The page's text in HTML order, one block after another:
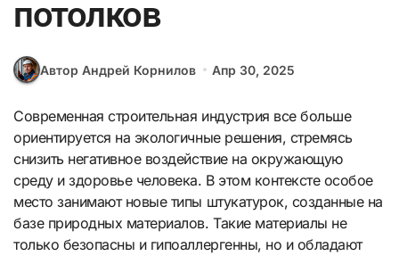
потолков
Автор Андрей Корнилов Апр 30, 2025
Современная строительная индустрия все больше
ориентируется на экологичные решения, стремясь
снизить негативное воздействие на окружающую
среду и здоровье человека. В этом контексте особое
место занимают новые типы штукатурок, созданные на
базе природных материалов. Такие материалы не
только безопасны и гипоаллергенны, но и обладают